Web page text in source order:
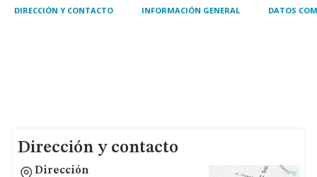
DIRECCIÓN Y CONTACTO INFORMACIÓN GENERAL DATOS
Dirección y contacto
Dirección